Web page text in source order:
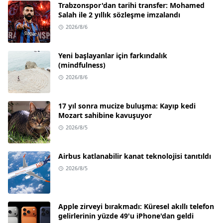
Trabzonspor'dan tarihi transfer: Mohamed
Salah ile 2 yıllık sözleşme imzalandı
2026/8/6
Yeni başlayanlar için farkındalık
(mindfulness)
2026/8/6
17 yıl sonra mucize buluşma: Kayıp kedi
Mozart sahibine kavuşuyor
2026/8/5
Airbus katlanabilir kanat teknolojisi tanıtıldı
2026/8/5
Apple zirveyi bırakmadı: Küresel akıllı telefon
gelirlerinin yüzde 49'u iPhone'dan geldi